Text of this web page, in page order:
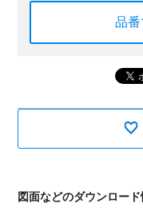
品番
図面などのダウンロード